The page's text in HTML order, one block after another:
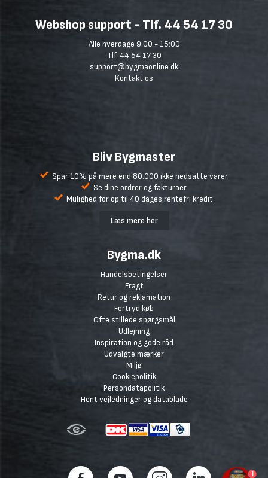
Webshop support - Tlf. 44 54 17 30
Alle hverdage 9:00 - 15:00
Tlf. 44 54 17 30
support@bygmaonline.dk
Kontakt os
Bliv Bygmaster
Spar 10% på mere end 80.000 ikke nedsatte varer
Se dine ordrer og fakturaer
Mulighed for op til 40 dages rentefri kredit
Læs mere her
Bygma.dk
Handelsbetingelser
Fragt
Retur og reklamation
Fortryd køb
Ofte stillede spørgsmål
Udlejning
Inspiration og gode råd
Udvalgte mærker
Miljø
Cookiepolitik
Persondatapolitik
Hent vejledninger og datablade
1